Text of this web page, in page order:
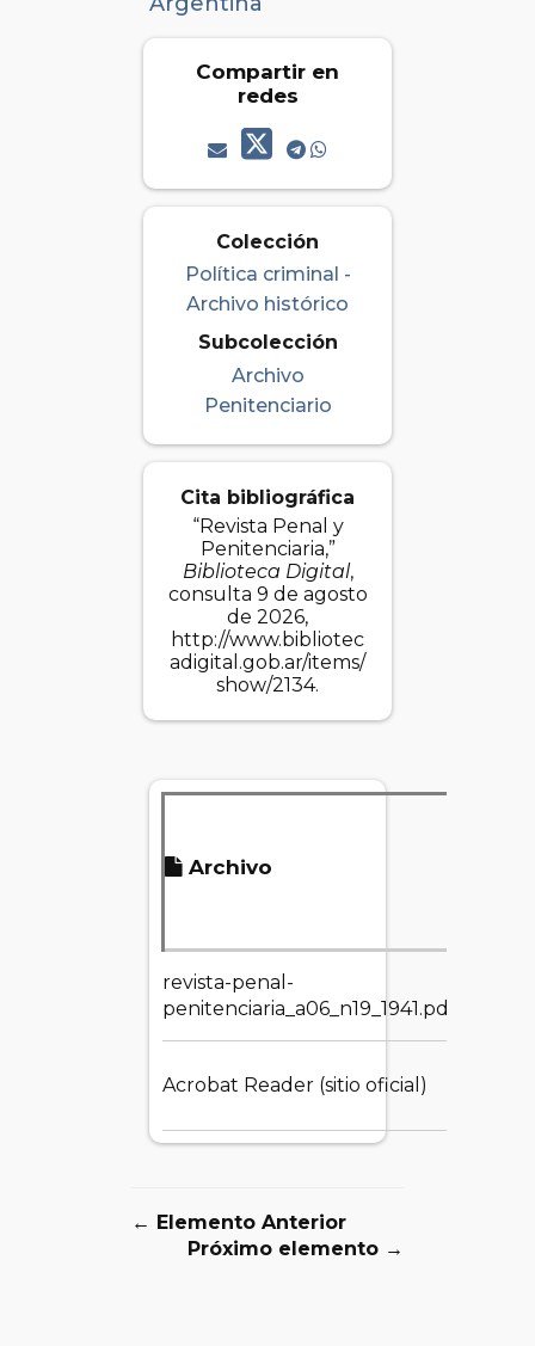
Compartir en
redes
Colección
Política criminal -
Archivo histórico
Subcolección
Archivo
Penitenciario
Cita bibliográfica
“Revista Penal y
Penitenciaria,”
Biblioteca Digital,
consulta 9 de agosto
de 2026,
http://www.bibliotec
adigital.gob.ar/items/
show/2134.
Archivo
revista-penal-
penitenciaria_a06_n19_1941.pdf
Acrobat Reader (sitio oficial)
← Elemento Anterior
Próximo elemento →